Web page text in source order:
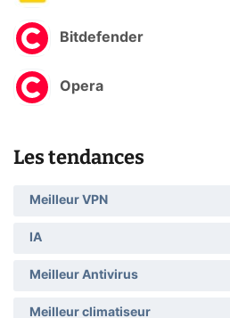
Bitdefender
Opera
Les tendances
Meilleur VPN
IA
Meilleur Antivirus
Meilleur climatiseur